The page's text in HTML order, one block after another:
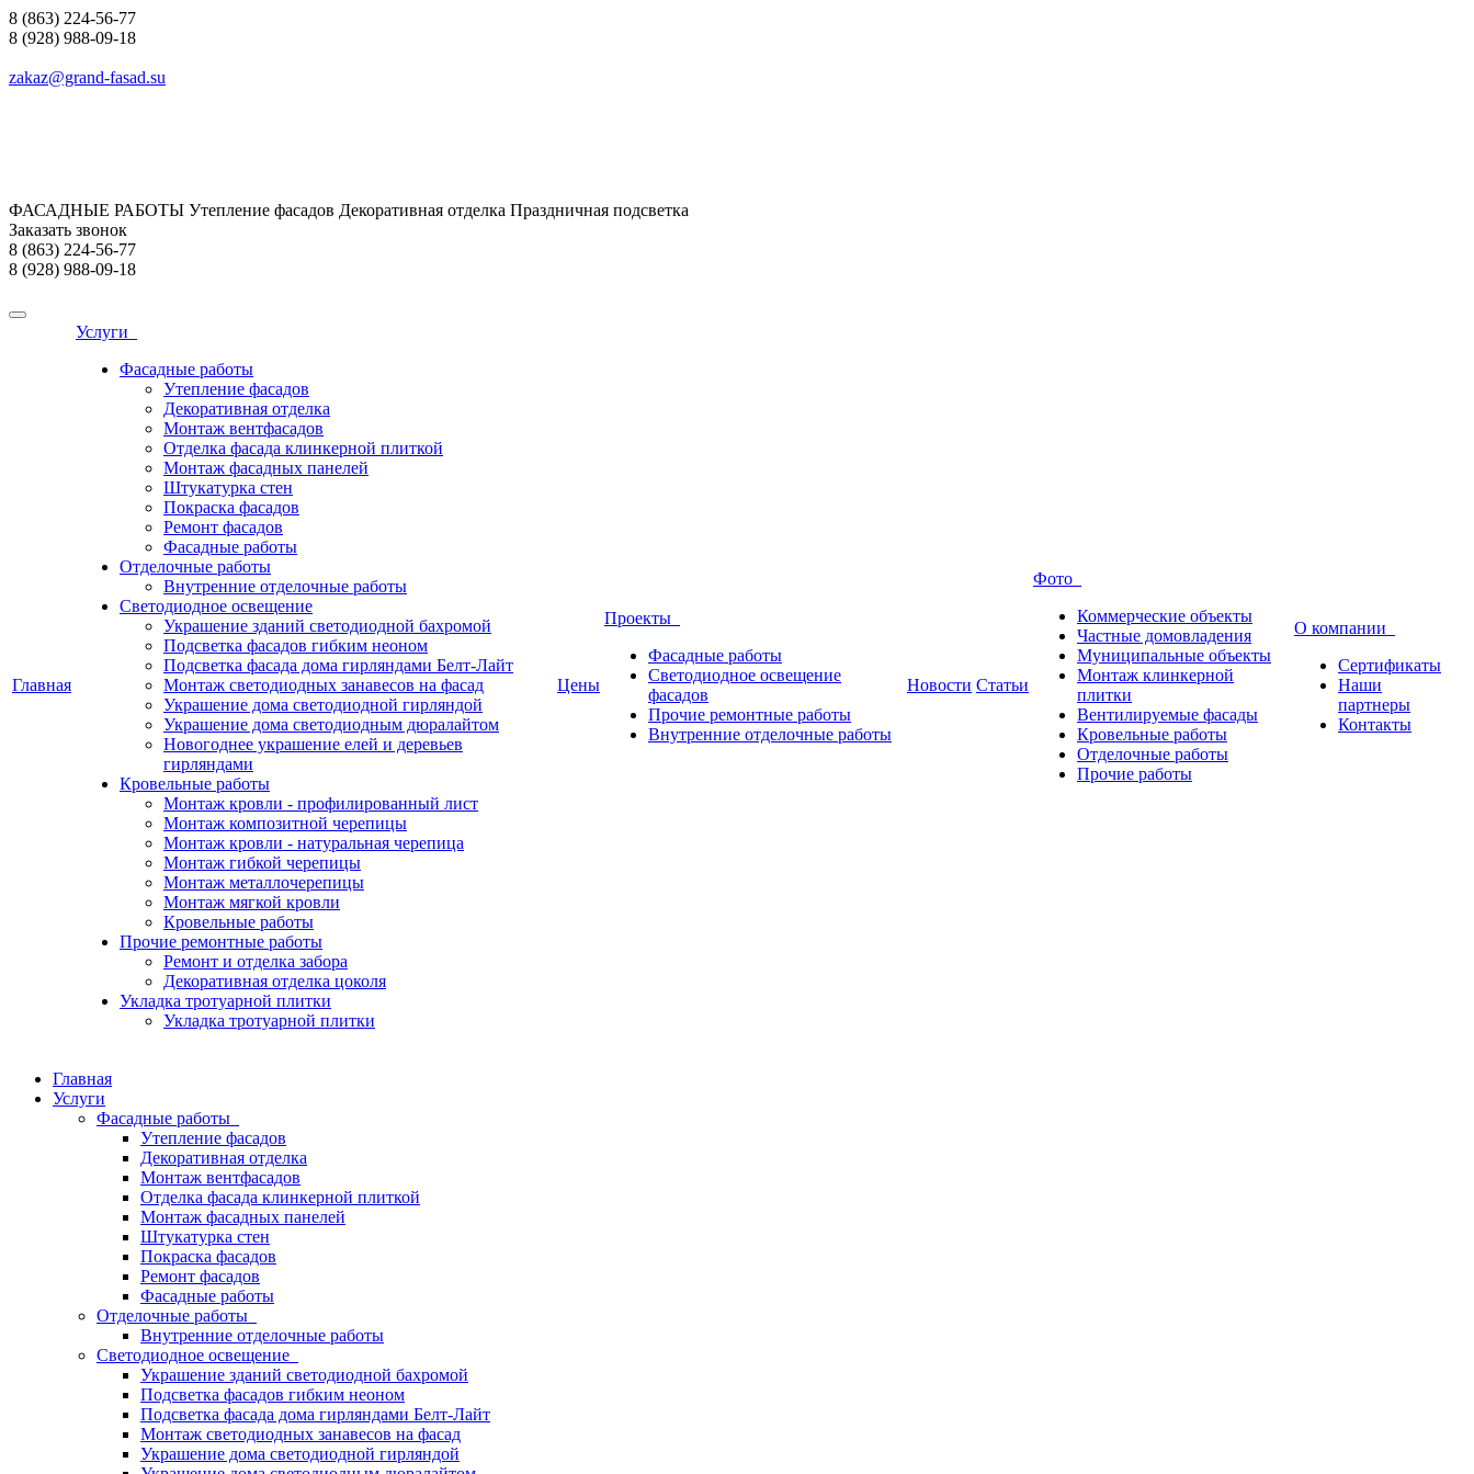
8 (863) 224-56-77
8 (928) 988-09-18
zakaz@grand-fasad.su
ФАСАДНЫЕ РАБОТЫ Утепление фасадов Декоративная отделка Праздничная подсветка
Заказать звонок
8 (863) 224-56-77
8 (928) 988-09-18
Главная
Услуги
Фасадные работы
Утепление фасадов
Декоративная отделка
Монтаж вентфасадов
Отделка фасада клинкерной плиткой
Монтаж фасадных панелей
Штукатурка стен
Покраска фасадов
Ремонт фасадов
Фасадные работы
Отделочные работы
Внутренние отделочные работы
Светодиодное освещение
Украшение зданий светодиодной бахромой
Подсветка фасадов гибким неоном
Подсветка фасада дома гирляндами Белт-Лайт
Монтаж светодиодных занавесов на фасад
Украшение дома светодиодной гирляндой
Украшение дома светодиодным дюралайтом
Новогоднее украшение елей и деревьев
гирляндами
Кровельные работы
Монтаж кровли - профилированный лист
Монтаж композитной черепицы
Монтаж кровли - натуральная черепица
Монтаж гибкой черепицы
Монтаж металлочерепицы
Монтаж мягкой кровли
Кровельные работы
Прочие ремонтные работы
Ремонт и отделка забора
Декоративная отделка цоколя
Укладка тротуарной плитки
Укладка тротуарной плитки
Цены
Проекты
Фасадные работы
Светодиодное освещение
фасадов
Прочие ремонтные работы
Внутренние отделочные работы
Новости Статьи
Фото
Коммерческие объекты
Частные домовладения
Муниципальные объекты
Монтаж клинкерной
плитки
Вентилируемые фасады
Кровельные работы
Отделочные работы
Прочие работы
О компании
Сертификаты
Наши
партнеры
Контакты
Главная
Услуги
Фасадные работы
Утепление фасадов
Декоративная отделка
Монтаж вентфасадов
Отделка фасада клинкерной плиткой
Монтаж фасадных панелей
Штукатурка стен
Покраска фасадов
Ремонт фасадов
Фасадные работы
Отделочные работы
Внутренние отделочные работы
Светодиодное освещение
Украшение зданий светодиодной бахромой
Подсветка фасадов гибким неоном
Подсветка фасада дома гирляндами Белт-Лайт
Монтаж светодиодных занавесов на фасад
Украшение дома светодиодной гирляндой